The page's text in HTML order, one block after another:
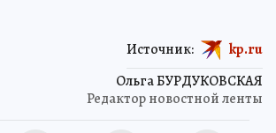
Ольга БУРДУКОВСКАЯ
Редактор новостной ленты
Источник: kp.ru